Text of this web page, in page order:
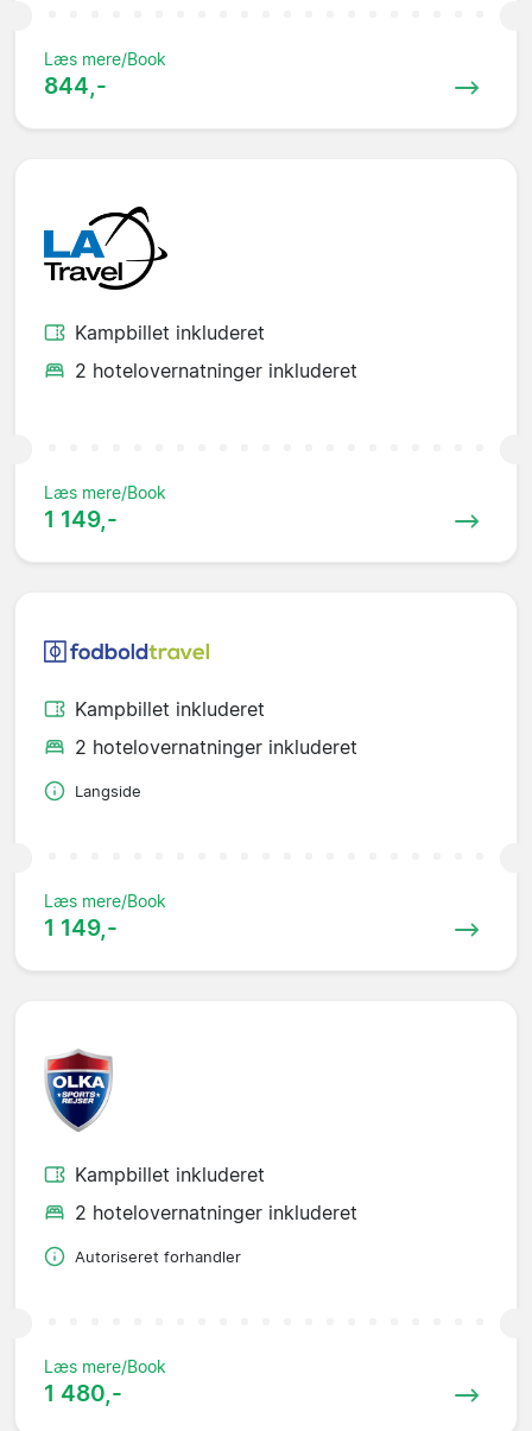
Læs mere/Book
844,-
Kampbillet inkluderet
2 hotelovernatninger inkluderet
Læs mere/Book
1 149,-
Kampbillet inkluderet
2 hotelovernatninger inkluderet
Langside
Læs mere/Book
1 149,-
Kampbillet inkluderet
2 hotelovernatninger inkluderet
Autoriseret forhandler
Læs mere/Book
1 480,-